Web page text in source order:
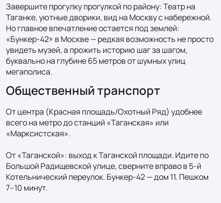
Завершите прогулку прогулкой по району: Театр на
Таганке, уютные дворики, вид на Москву с набережной.
Но главное впечатление остается под землей:
«Бункер‑42» в Москве — редкая возможность не просто
увидеть музей, а прожить историю шаг за шагом,
буквально на глубине 65 метров от шумных улиц
мегаполиса.
Общественный транспорт
От центра (Красная площадь/Охотный Ряд) удобнее
всего на метро до станций «Таганская» или
«Марксистская».
От «Таганской»: выход к Таганской площади. Идите по
Большой Радищевской улице, сверните вправо в 5‑й
Котельнический переулок. Бункер‑42 — дом 11. Пешком
7–10 минут.